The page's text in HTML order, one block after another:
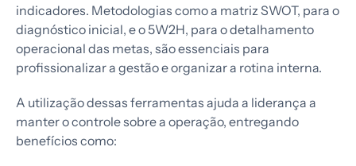
indicadores. Metodologias como a matriz SWOT, para o
diagnóstico inicial, e o 5W2H, para o detalhamento
operacional das metas, são essenciais para
profissionalizar a gestão e organizar a rotina interna.
A utilização dessas ferramentas ajuda a liderança a
manter o controle sobre a operação, entregando
benefícios como: